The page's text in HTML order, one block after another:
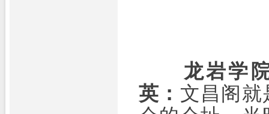
龙岩学
英： 文昌阁就